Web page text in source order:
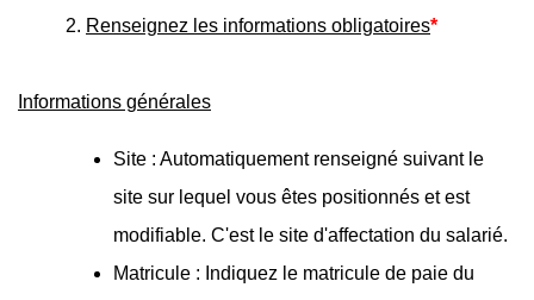
2. Renseignez les informations obligatoires*
Informations générales
Site : Automatiquement renseigné suivant le
site sur lequel vous êtes positionnés et est
modifiable. C'est le site d'affectation du salarié.
Matricule : Indiquez le matricule de paie du